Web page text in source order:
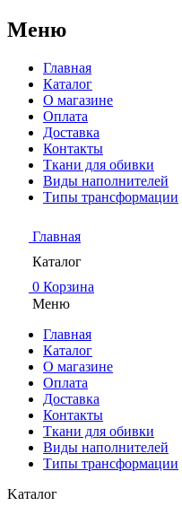
Меню
Главная
Каталог
О магазине
Оплата
Доставка
Контакты
Ткани для обивки
Виды наполнителей
Типы трансформации
Главная
Каталог
0 Корзина
Меню
Главная
Каталог
О магазине
Оплата
Доставка
Контакты
Ткани для обивки
Виды наполнителей
Типы трансформации
Kаталог